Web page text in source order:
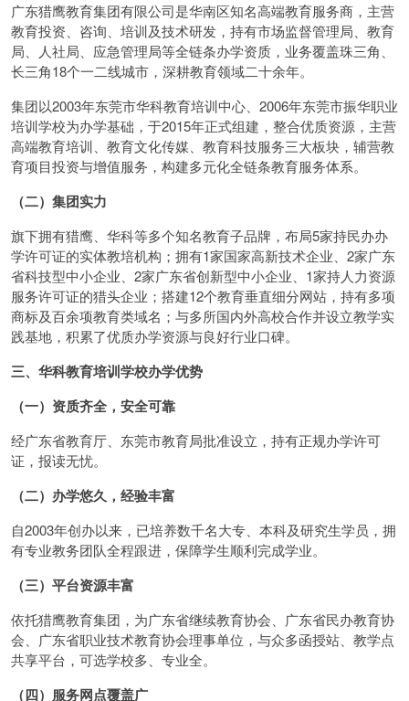
广东猎鹰教育集团有限公司是华南区知名高端教育服务商，主营
教育投资、咨询、培训及技术研发，持有市场监督管理局、教育
局、人社局、应急管理局等全链条办学资质，业务覆盖珠三角、
长三角18个一二线城市，深耕教育领域二十余年。
集团以2003年东莞市华科教育培训中心、2006年东莞市振华职业
培训学校为办学基础，于2015年正式组建，整合优质资源，主营
高端教育培训、教育文化传媒、教育科技服务三大板块，辅营教
育项目投资与增值服务，构建多元化全链条教育服务体系。
（二）集团实力
旗下拥有猎鹰、华科等多个知名教育子品牌，布局5家持民办办
学许可证的实体教培机构；拥有1家国家高新技术企业、2家广东
省科技型中小企业、2家广东省创新型中小企业、1家持人力资源
服务许可证的猎头企业；搭建12个教育垂直细分网站，持有多项
商标及百余项教育类域名；与多所国内外高校合作并设立教学实
践基地，积累了优质办学资源与良好行业口碑。
三、华科教育培训学校办学优势
（一）资质齐全，安全可靠
经广东省教育厅、东莞市教育局批准设立，持有正规办学许可
证，报读无忧。
（二）办学悠久，经验丰富
自2003年创办以来，已培养数千名大专、本科及研究生学员，拥
有专业教务团队全程跟进，保障学生顺利完成学业。
（三）平台资源丰富
依托猎鹰教育集团，为广东省继续教育协会、广东省民办教育协
会、广东省职业技术教育协会理事单位，与众多函授站、教学点
共享平台，可选学校多、专业全。
（四）服务网点覆盖广